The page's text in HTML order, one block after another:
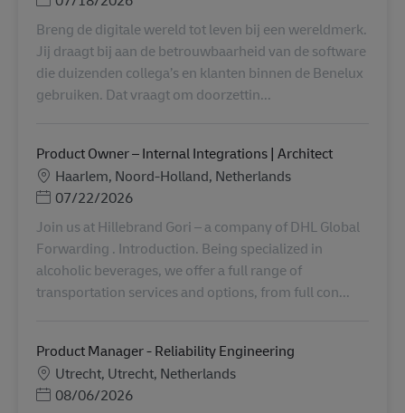
Breng de digitale wereld tot leven bij een wereldmerk.
Jij draagt bij aan de betrouwbaarheid van de software
die duizenden collega’s en klanten binnen de Benelux
gebruiken. Dat vraagt om doorzettin...
Product Owner – Internal Integrations | Architect
地點Haarlem, Noord-Holland, Netherlands
Posted Date
07/22/2026
Join us at Hillebrand Gori – a company of DHL Global
Forwarding . Introduction. Being specialized in
alcoholic beverages, we offer a full range of
transportation services and options, from full con...
Product Manager - Reliability Engineering
地點Utrecht, Utrecht, Netherlands
Posted Date
08/06/2026